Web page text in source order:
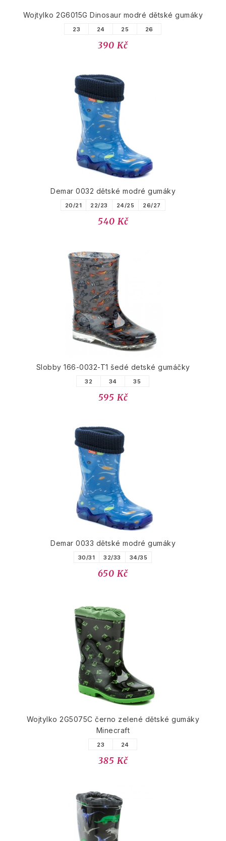
Wojtylko 2G6015G Dinosaur modré dětské gumáky
23 24 25 26
390 Kč
Demar 0032 dětské modré gumáky
20/21 22/23 24/25 26/27
540 Kč
Slobby 166-0032-T1 šedé detské gumáčky
32 34 35
595 Kč
Demar 0033 dětské modré gumáky
30/31 32/33 34/35
650 Kč
Wojtylko 2G5075C černo zelené dětské gumáky
Minecraft
23 24
385 Kč